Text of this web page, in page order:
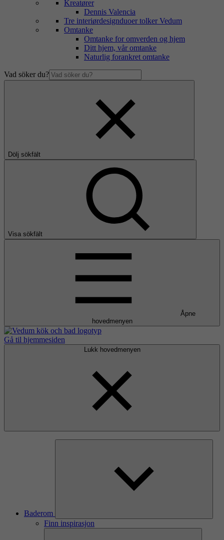
Kreatører
Dennis Valencia
Tre interiørdesignduoer tolker Vedum
Omtanke
Omtanke for omverden og hjem
Ditt hjem, vår omtanke
Naturlig forankret omtanke
Vad söker du?
Dölj sökfält
Visa sökfält
Åpne
hovedmenyen
Gå til hjemmesiden
Lukk hovedmenyen
Baderom
Finn inspirasjon